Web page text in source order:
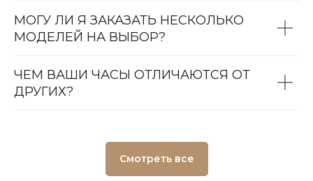
МОГУ ЛИ Я ЗАКАЗАТЬ НЕСКОЛЬКО
МОДЕЛЕЙ НА ВЫБОР?
ЧЕМ ВАШИ ЧАСЫ ОТЛИЧАЮТСЯ ОТ
ДРУГИХ?
Смотреть все